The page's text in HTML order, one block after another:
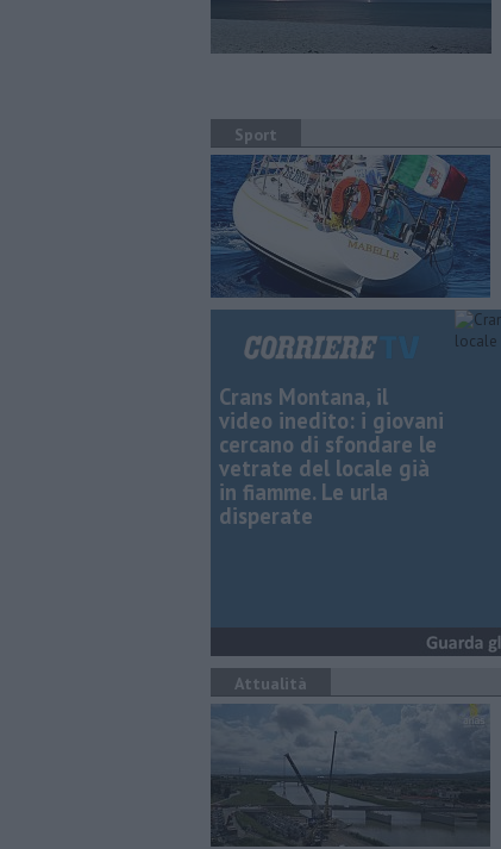
Sport
Crans Montana, il
video inedito: i giovani
cercano di sfondare le
vetrate del locale già
in fiamme. Le urla
disperate
Attualità